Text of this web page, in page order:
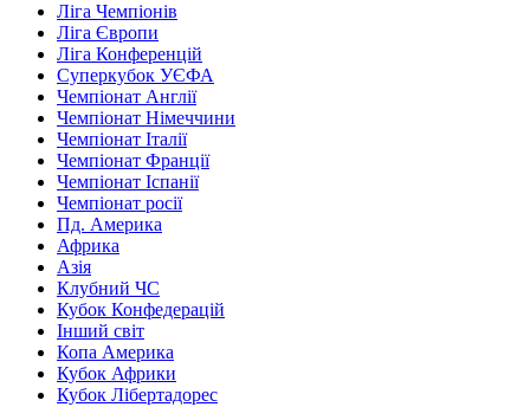
Ліга Чемпіонів
Ліга Європи
Ліга Конференцій
Суперкубок УЄФА
Чемпіонат Англії
Чемпіонат Німеччини
Чемпіонат Італії
Чемпіонат Франції
Чемпіонат Іспанії
Чемпіонат росії
Пд. Америка
Африка
Азія
Клубний ЧС
Кубок Конфедерацій
Інший світ
Копа Америка
Кубок Африки
Кубок Лібертадорес